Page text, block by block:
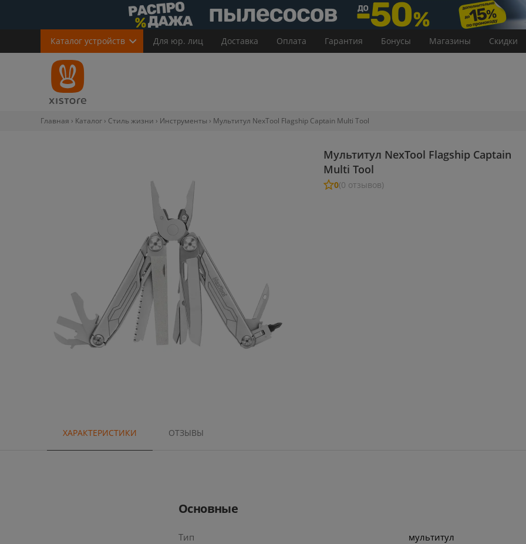
Каталог устройств Для юр. лиц Доставка Оплата Гарантия Бонусы Магазины Скидки
Главная Каталог Стиль жизни Инструменты Мультитул NexTool Flagship Captain Multi Tool
Мультитул NexTool Flagship Captain
Multi Tool
0(0 отзывов)
ХАРАКТЕРИСТИКИ ОТЗЫВЫ
Основные
Тип мультитул